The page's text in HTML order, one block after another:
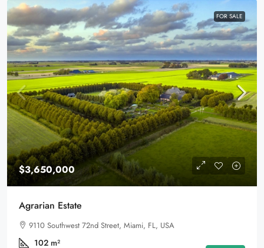
FOR SALE
$3,650,000
Agrarian Estate
9110 Southwest 72nd Street, Miami, FL, USA
102 m²